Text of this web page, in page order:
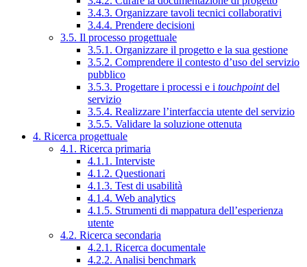
3.4.3. Organizzare tavoli tecnici collaborativi
3.4.4. Prendere decisioni
3.5. Il processo progettuale
3.5.1. Organizzare il progetto e la sua gestione
3.5.2. Comprendere il contesto d’uso del servizio
pubblico
3.5.3. Progettare i processi e i touchpointdel
servizio
3.5.4. Realizzare l’interfaccia utente del servizio
3.5.5. Validare la soluzione ottenuta
4. Ricerca progettuale
4.1. Ricerca primaria
4.1.1. Interviste
4.1.2. Questionari
4.1.3. Test di usabilità
4.1.4. Web analytics
4.1.5. Strumenti di mappatura dell’esperienza
utente
4.2. Ricerca secondaria
4.2.1. Ricerca documentale
4.2.2. Analisi benchmark